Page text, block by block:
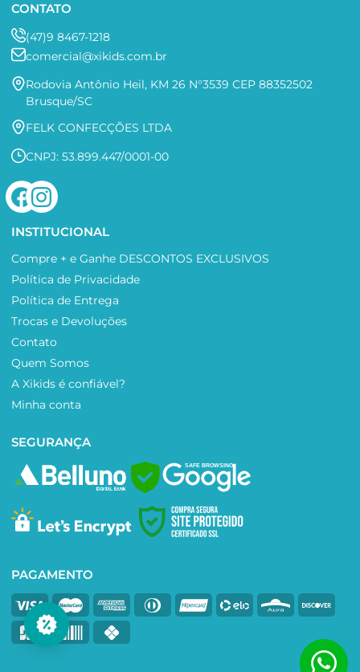
CONTATO
(47)9 8467-1218
comercial@xikids.com.br
Rodovia Antônio Heil, KM 26 N°3539 CEP 88352502
Brusque/SC
FELK CONFECÇÕES LTDA
CNPJ: 53.899.447/0001-00
INSTITUCIONAL
Compre + e Ganhe DESCONTOS EXCLUSIVOS
Política de Privacidade
Política de Entrega
Trocas e Devoluções
Contato
Quem Somos
A Xikids é confiável?
Minha conta
SEGURANÇA
SAFE BROWSING
PAGAMENTO